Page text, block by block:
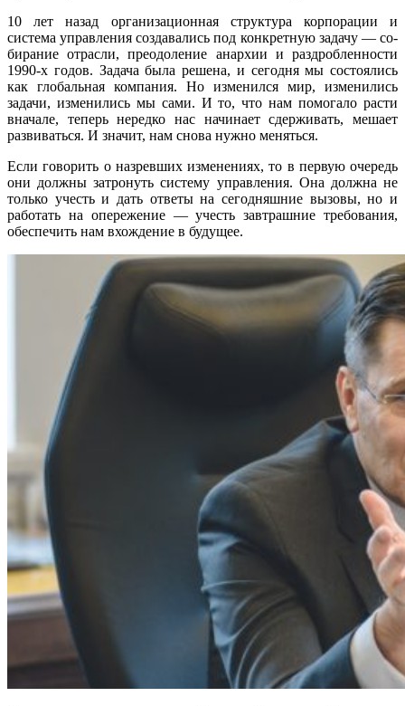
10 лет назад организационная структу­ра корпорации и
система управления со­здавались под конкретную задачу — со­
бирание отрасли, преодоление анархии и раздробленности
1990‑х годов. Зада­ча была решена, и сегодня мы состоялись
как глобальная компания. Но изменился мир, изменились
задачи, изменились мы сами. И то, что нам помогало расти
вна­чале, теперь нередко нас начинает сдер­живать, мешает
развиваться. И значит, нам снова нужно меняться.
Если говорить о назревших изменени­ях, то в первую очередь
они должны за­тронуть систему управления. Она дол­жна не
только учесть и дать ответы на сегодняшние вызовы, но и
работать на опережение — учесть завтрашние требования,
обеспечить нам вхождение в будущее.